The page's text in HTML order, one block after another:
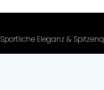
Sportliche Eleganz &